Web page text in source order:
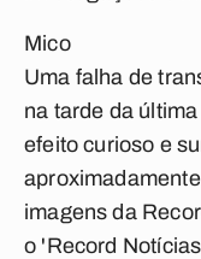
Mico
Uma falha de
na tarde da
efeito curioso e
imagens da
o 'Record